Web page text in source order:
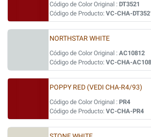
Código de Color Original : DT3521
Código de Producto: VC-CHA-
NORTHSTAR WHITE
Código de Color Original : AC10812
Código de Producto: VC-CHA-
POPPY RED (VEDI CHA-R4/93)
Código de Color Original : PR4
Código de Producto: VC-CHA-PR4